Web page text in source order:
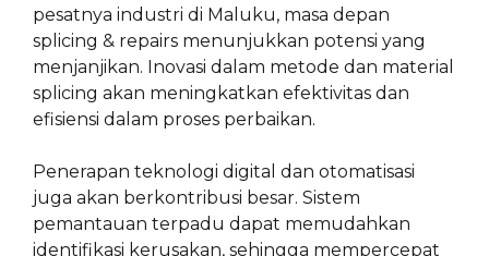
pesatnya industri di Maluku, masa depan
splicing & repairs menunjukkan potensi yang
menjanjikan. Inovasi dalam metode dan material
splicing akan meningkatkan efektivitas dan
efisiensi dalam proses perbaikan.
Penerapan teknologi digital dan otomatisasi
juga akan berkontribusi besar. Sistem
pemantauan terpadu dapat memudahkan
identifikasi kerusakan, sehingga mempercepat